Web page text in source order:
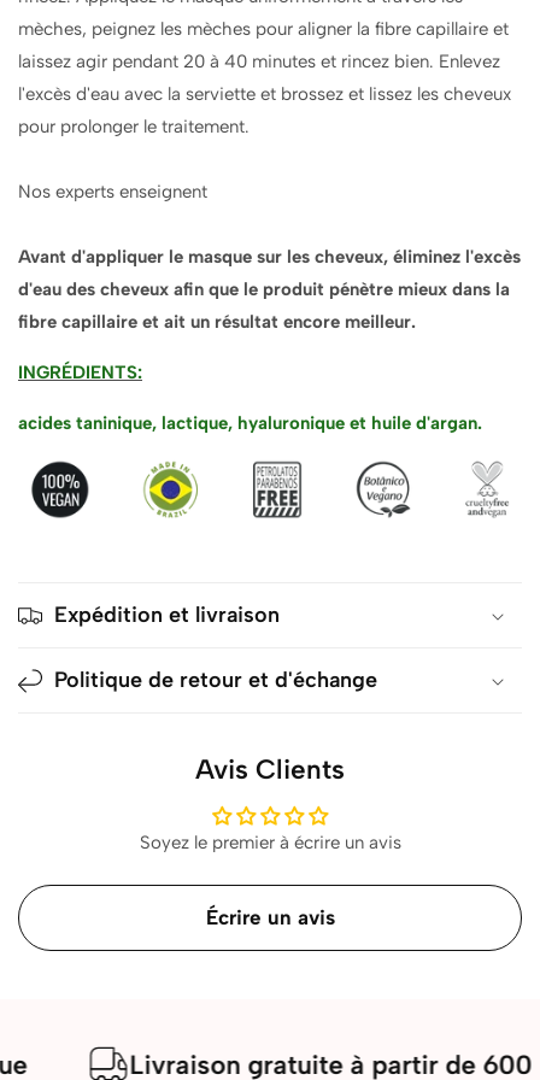
mèches, peignez les mèches pour aligner la fibre capillaire et
laissez agir pendant 20 à 40 minutes et rincez bien. Enlevez
l'excès d'eau avec la serviette et brossez et lissez les cheveux
pour prolonger le traitement.
Nos experts enseignent
Avant d'appliquer le masque sur les cheveux, éliminez l'excès
d'eau des cheveux afin que le produit pénètre mieux dans la
fibre capillaire et ait un résultat encore meilleur.
INGRÉDIENTS:
acides taninique, lactique, hyaluronique et huile d'argan.
Expédition et livraison
Politique de retour et d'échange
Avis Clients
Soyez le premier à écrire un avis
Écrire un avis
Livraison gratuite à partir de 600 Dhs